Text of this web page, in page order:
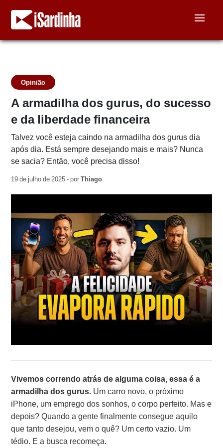
Opinião
A armadilha dos gurus, do sucesso
e da liberdade financeira
Talvez você esteja caindo na armadilha dos gurus dia
após dia. Está sempre desejando mais e mais? Nunca
se sacia? Então, você precisa disso!
19 de julho de 2025 - porThiago
Vivemos correndo atrás de alguma coisa, essa é a
armadilha dos gurus. Um carro novo, o próximo
iPhone, um emprego dos sonhos, o corpo perfeito. Mas e
depois? Quando a gente finalmente consegue aquilo
que tanto desejou, vem o quê? Um certo vazio. Um
tédio. E a busca recomeça.